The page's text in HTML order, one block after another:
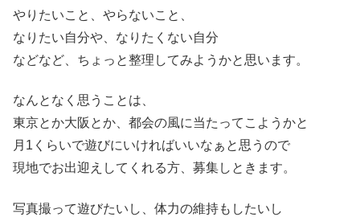
やりたいこと、やらないこと、
なりたい自分や、なりたくない自分
などなど、ちょっと整理してみようかと思います。
なんとなく思うことは、
東京とか大阪とか、都会の風に当たってこようかと
月1くらいで遊びにいければいいなぁと思うので
現地でお出迎えしてくれる方、募集しときます。
写真撮って遊びたいし、体力の維持もしたいし